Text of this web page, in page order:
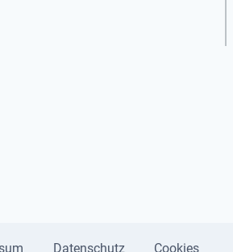
Datenschutz
Cookies